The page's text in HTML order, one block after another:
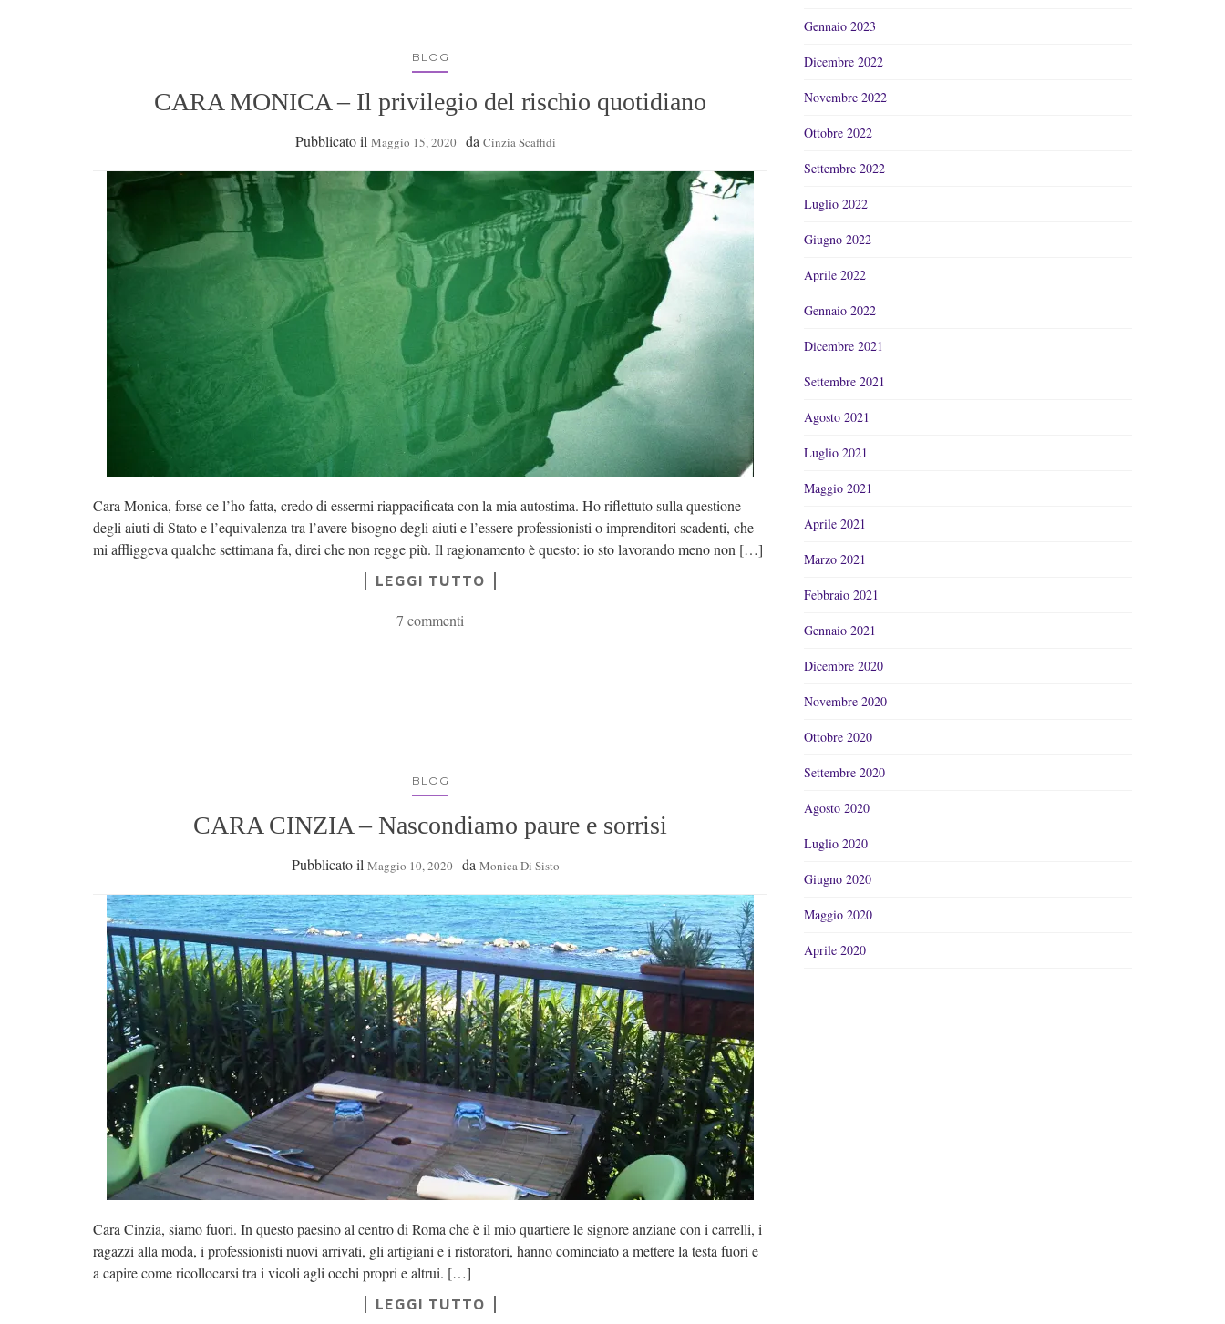
BLOG
CARA MONICA – Il privilegio del rischio quotidiano
Pubblicato il Maggio 15, 2020 da Cinzia Scaffidi
Cara Monica, forse ce l’ho fatta, credo di essermi riappacificata con la mia autostima. Ho riflettuto sulla questione
degli aiuti di Stato e l’equivalenza tra l’avere bisogno degli aiuti e l’essere professionisti o imprenditori scadenti, che
mi affliggeva qualche settimana fa, direi che non regge più. Il ragionamento è questo: io sto lavorando meno non […]
LEGGI TUTTO
7 commenti
BLOG
CARA CINZIA – Nascondiamo paure e sorrisi
Pubblicato il Maggio 10, 2020 da Monica Di Sisto
Cara Cinzia, siamo fuori. In questo paesino al centro di Roma che è il mio quartiere le signore anziane con i carrelli, i
ragazzi alla moda, i professionisti nuovi arrivati, gli artigiani e i ristoratori, hanno cominciato a mettere la testa fuori e
a capire come ricollocarsi tra i vicoli agli occhi propri e altrui. […]
LEGGI TUTTO
Gennaio 2023
Dicembre 2022
Novembre 2022
Ottobre 2022
Settembre 2022
Luglio 2022
Giugno 2022
Aprile 2022
Gennaio 2022
Dicembre 2021
Settembre 2021
Agosto 2021
Luglio 2021
Maggio 2021
Aprile 2021
Marzo 2021
Febbraio 2021
Gennaio 2021
Dicembre 2020
Novembre 2020
Ottobre 2020
Settembre 2020
Agosto 2020
Luglio 2020
Giugno 2020
Maggio 2020
Aprile 2020